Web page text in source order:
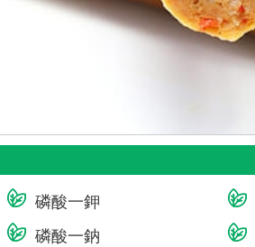
磷酸一鉀
磷酸一鈉